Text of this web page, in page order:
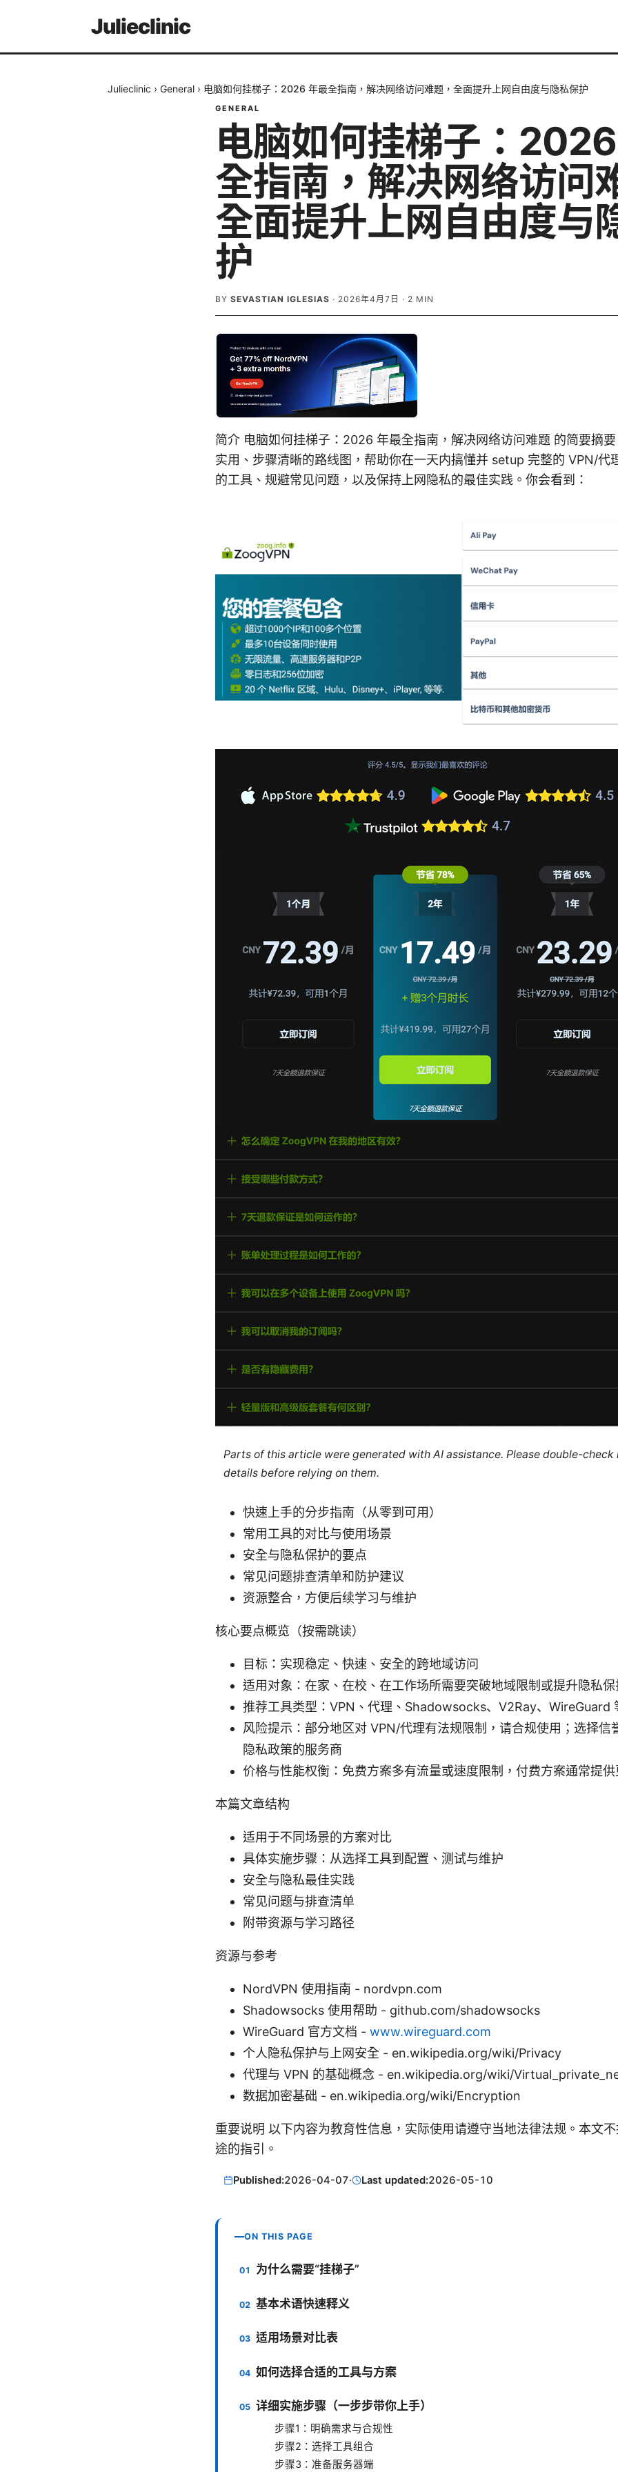
Julieclinic
Julieclinic › General › 电脑如何挂梯子：2026 年最全指南，解决网络访问难题，全面提升上网自由度与隐私保护
GENERAL
电脑如何挂梯子：
全指南，解决网络访问
全面提升上网自由度与
护
BY SEVASTIAN IGLESIAS · 2026年4月7日 · 2 MIN
简介 电脑如何挂梯子：2026 年最全指南，解决网络访问难题 的简要摘
实用、步骤清晰的路线图，帮助你在一天内搞懂并 setup 完整的 VPN/代
的工具、规避常见问题，以及保持上网隐私的最佳实践。你会看到：
Parts of this article were generated with AI assistance. Please double-
details before relying on them.
快速上手的分步指南（从零到可用）
常用工具的对比与使用场景
安全与隐私保护的要点
常见问题排查清单和防护建议
资源整合，方便后续学习与维护
核心要点概览（按需跳读）
目标：实现稳定、快速、安全的跨地域访问
适用对象：在家、在校、在工作场所需要突破地域限制或提升隐私保
推荐工具类型：VPN、代理、Shadowsocks、V2Ray、WireGuard
风险提示：部分地区对 VPN/代理有法规限制，请合规使用；选择信
隐私政策的服务商
价格与性能权衡：免费方案多有流量或速度限制，付费方案通常提
本篇文章结构
适用于不同场景的方案对比
具体实施步骤：从选择工具到配置、测试与维护
安全与隐私最佳实践
常见问题与排查清单
附带资源与学习路径
资源与参考
NordVPN 使用指南 - nordvpn.com
Shadowsocks 使用帮助 - github.com/shadowsocks
WireGuard 官方文档 - www.wireguard.com
个人隐私保护与上网安全 - en.wikipedia.org/wiki/Privacy
代理与 VPN 的基础概念 - en.wikipedia.org/wiki/
数据加密基础 - en.wikipedia.org/wiki/Encryption
重要说明 以下内容为教育性信息，实际使用请遵守当地法律法规。本文
途的指引。
Published:2026-04-07· Last updated:2026-05-10
ON THIS PAGE
为什么需要“挂梯子”
基本术语快速释义
适用场景对比表
如何选择合适的工具与方案
详细实施步骤（一步步带你上手）
步骤1：明确需求与合规性
步骤2：选择工具组合
步骤3：准备服务器端